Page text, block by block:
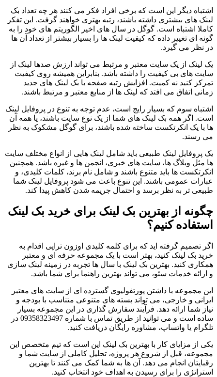
اشتباه دیگر این است که برخی افراد فکر می کنند هر چه تعداد بک
لینک های بیشتری داشته باشند، رتبه بهتری خواهند گرفت. این تفکر
کاملا اشتباه است. گوگل در سال های اخیر الگوریتم های خود را به
گونه ای تغییر داده که کیفیت لینک ها را بسیار بیشتر از تعداد آن ها
در نظر می گیرد.
یک لینک از یک سایت معتبر و مرتبط می تواند ارزش صدها لینک از
سایت های بی کیفیت را داشته باشد. بنابراین همیشه روی کیفیت
تمرکز کنید نه کمیت. افزایش رتبه صفحه با بک لینک های جدید
زمانی اتفاق می افتد که لینک ها از منابع معتبر و مرتبط باشند.
اشتباه سوم که بسیار رایج است، عدم توجه به تنوع در پروفایل لینک
است. اگر همه بک لینک های شما از یک نوع سایت باشند، یا همه آن
ها با یک انکرتکست ساخته شده باشند، برای گوگل مشکوک به نظر
می رسند.
یک پروفایل لینک طبیعی باید شامل لینک هایی از انواع مختلف سایت
ها مثل وبلاگ ها، سایت های خبری، انجمن ها و غیره باشد. همچنین
انکرتکست ها باید متنوع باشند و شامل نام برند، کلمات کلیدی، و
عبارات عمومی باشند. این تنوع باعث می شود پروفایل لینک شما
طبیعی تر به نظر برسد و احتمال جریمه شدن کاهش پیدا کند.
چگونه از بهترین بک لینک برای خرید بک لینک
استفاده کنیم؟
اگر تصمیم گرفته اید که برای کلمه کلیدی اوزون تراپی اقدام به
خرید بک لینک کنید، بهتر است با یک مجموعه حرفه ای و معتبر
همکاری کنید. بهترین بک لینک با سال ها تجربه در زمینه لینک سازی
و ارائه خدمات سئو، می تواند بهترین راهنما برای شما باشد.
این مجموعه با داشتن پورتفولیوی گسترده ای از سایت های معتبر
ایرانی و خارجی، می تواند بسته های متنوعی متناسب با بودجه و
نیاز شما ارائه دهد. فرآیند سفارش گذاری در این مجموعه بسیار
ساده است و می توانید از طریق تماس با شماره 09358323497 در
تلگرام یا واتساپ، مشاوره رایگان دریافت کنید.
یکی از مزایای کار با بهترین بک لینک این است که تیم متخصص این
مجموعه، قبل از شروع هر پروژه، تحلیل کاملی از سایت شما و
رقبایتان انجام می دهد. آن ها به شما کمک می کنند تا بهترین
استراتژی را برای رسیدن به اهداف خود انتخاب کنید.